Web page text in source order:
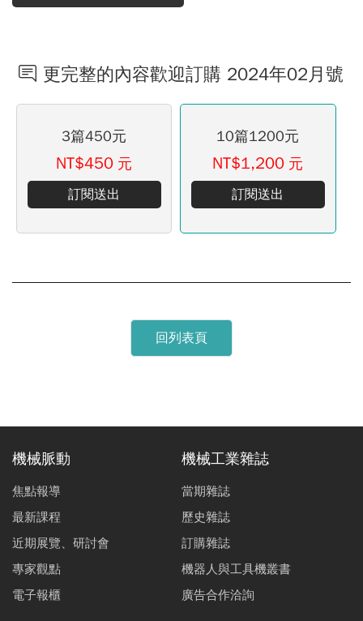
更完整的內容歡迎訂購 2024年02月號
3篇450元
NT$450 元
訂閱送出
10篇1200元
NT$1,200 元
訂閱送出
回列表頁
機械脈動
焦點報導
最新課程
近期展覽、研討會
專家觀點
電子報櫃
機械工業雜誌
當期雜誌
歷史雜誌
訂購雜誌
機器人與工具機叢書
廣告合作洽詢